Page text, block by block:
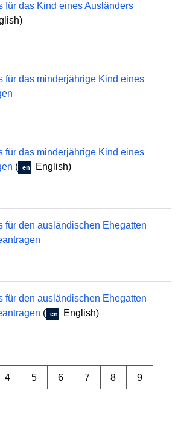
für das Kind eines Ausländers
für das minderjährige Kind eines
für das minderjährige Kind eines
( en English)
für den ausländischen Ehegatten
für den ausländischen Ehegatten
( en
English)
4 5 6 7 8 9